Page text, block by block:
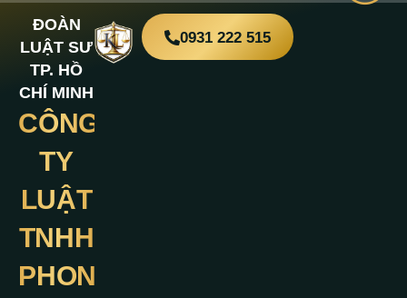
ĐOÀN
LUẬT SƯ
TP. HỒ
CHÍ MINH
CÔNG
TY
LUẬT
TNHH
PHONG
0931 222 515